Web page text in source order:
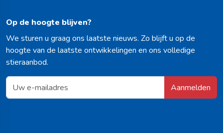
Op de hoogte blijven?
We sturen u graag ons laatste nieuws. Zo blijft u op de
hoogte van de laatste ontwikkelingen en ons volledige
stieraanbod.
Aanmelden